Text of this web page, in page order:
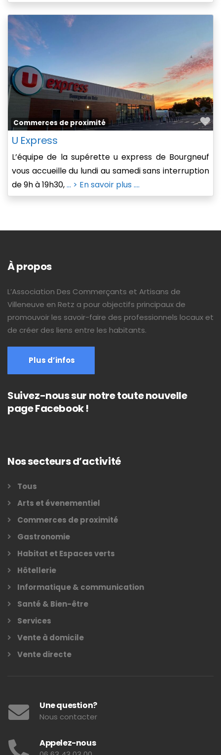
Commerces de proximité
U Express
L’équipe de la supérette u express de Bourgneuf
vous accueille du lundi au samedi sans interruption
de 9h à 19h30,... > En savoir plus ....
À propos
L’Association Des Commerçants et Artisans de
Villeneuve en Retz a pour objectifs principaux de
promouvoir les savoir-faire des professionnels locaux et
de créer des liens entre les habitants.
Plus d’infos
Suivez-nous sur notre toute nouvelle
page Facebook !
Nos secteurs d’activité
Tous
Arts et évenementiel
Commerces de proximité
Gastronomie
Habitat et Espaces verts
Hôtellerie
Informatique & communication
Santé & Bien-être
Services
Vente à domicile
Vente directe
Une question?
Nous contacter
Appelez-nous